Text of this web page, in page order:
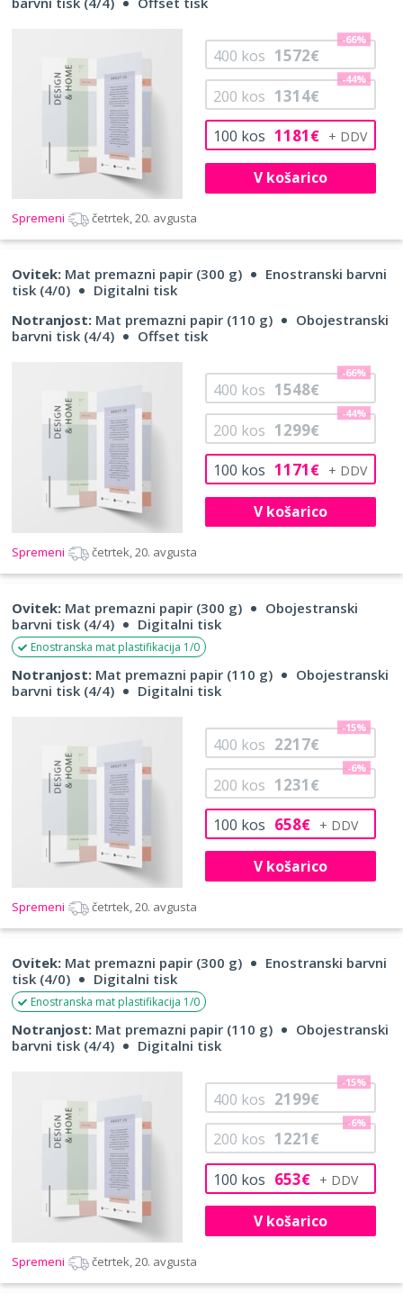
100 kos 1181€
200 kos 1314€
-44%
400 kos 1572€
-66%
V košarico
Spremeni četrtek, 20. avgusta
Ovitek: Mat premazni papir (300 g)
Enostranski barvni
tisk (4/0)
Digitalni tisk
Notranjost: Mat premazni papir (110 g)
Obojestranski
barvni tisk (4/4)
Offset tisk
100 kos 1171€
200 kos 1299€
-44%
400 kos 1548€
-66%
V košarico
Spremeni četrtek, 20. avgusta
Ovitek: Mat premazni papir (300 g)
Obojestranski
barvni tisk (4/4)
Digitalni tisk
Enostranska mat plastifikacija 1/0
Notranjost: Mat premazni papir (110 g)
Obojestranski
barvni tisk (4/4)
Digitalni tisk
100 kos 658€
200 kos 1231€
-6%
400 kos 2217€
-15%
V košarico
Spremeni četrtek, 20. avgusta
Ovitek: Mat premazni papir (300 g)
Enostranski barvni
tisk (4/0)
Digitalni tisk
Enostranska mat plastifikacija 1/0
Notranjost: Mat premazni papir (110 g)
Obojestranski
barvni tisk (4/4)
Digitalni tisk
100 kos 653€
200 kos 1221€
-6%
400 kos 2199€
-15%
V košarico
Spremeni četrtek, 20. avgusta